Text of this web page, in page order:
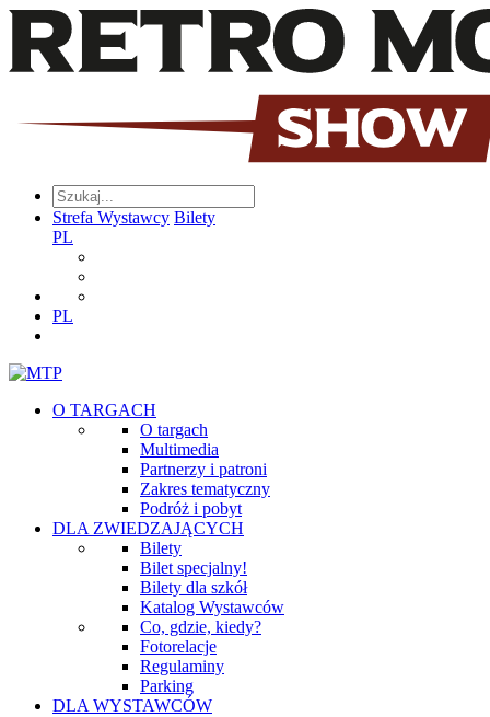
Strefa Wystawcy Bilety
PL
PL
O TARGACH
O targach
Multimedia
Partnerzy i patroni
Zakres tematyczny
Podróż i pobyt
DLA ZWIEDZAJĄCYCH
Bilety
Bilet specjalny!
Bilety dla szkół
Katalog Wystawców
Co, gdzie, kiedy?
Fotorelacje
Regulaminy
Parking
DLA WYSTAWCÓW